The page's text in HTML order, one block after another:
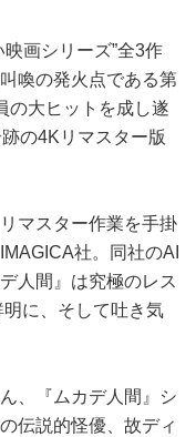
画シリーズ”全3作
喚の発火点である第
の大ヒットを成し遂
の4Kリマスター版
マスター作業を手掛
社。同社のAI
人間』は究極のレス
明に、そして吐き気
、『ムカデ人間』シ
伝説的怪優、故ディ